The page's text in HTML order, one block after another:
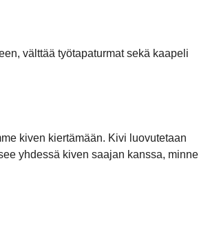
välttää työtapaturmat sekä kaapeli
kiven kiertämään. Kivi luovutetaan
yhdessä kiven saajan kanssa, minne